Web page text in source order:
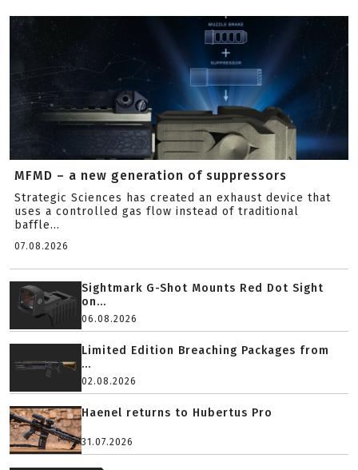
MFMD – a new generation of suppressors
Strategic Sciences has created an exhaust device that
uses a controlled gas flow instead of traditional
baffle...
07.08.2026
Sightmark G-Shot Mounts Red Dot Sight
on...
06.08.2026
Limited Edition Breaching Packages from
...
02.08.2026
Haenel returns to Hubertus Pro
31.07.2026